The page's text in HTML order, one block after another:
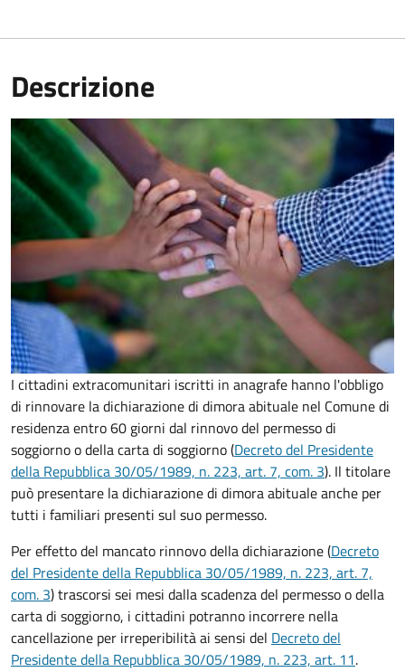
Descrizione
I cittadini extracomunitari iscritti in anagrafe hanno l'obbligo
di rinnovare la dichiarazione di dimora abituale nel Comune di
residenza entro 60 giorni dal rinnovo del permesso di
soggiorno o della carta di soggiorno (Decreto del Presidente
della Repubblica 30/05/1989, n. 223, art. 7, com. 3). Il titolare
può presentare la dichiarazione di dimora abituale anche per
tutti i familiari presenti sul suo permesso.
Per effetto del mancato rinnovo della dichiarazione (Decreto
del Presidente della Repubblica 30/05/1989, n. 223, art. 7,
com. 3) trascorsi sei mesi dalla scadenza del permesso o della
carta di soggiorno, i cittadini potranno incorrere nella
cancellazione per irreperibilità ai sensi del Decreto del
Presidente della Repubblica 30/05/1989, n. 223, art. 11.